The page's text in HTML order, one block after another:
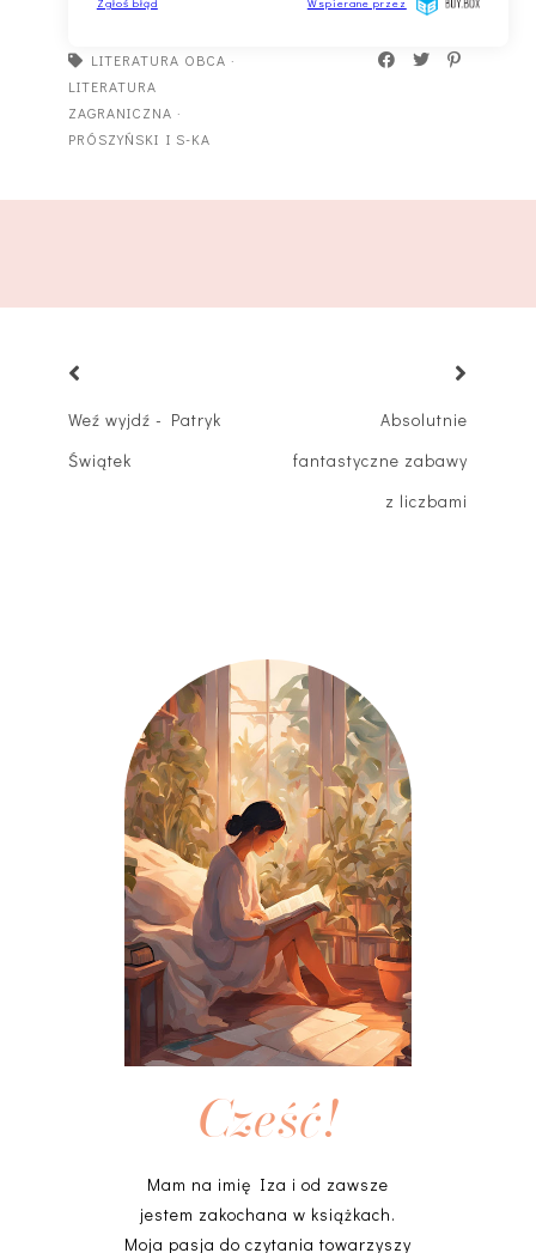
LITERATURA OBCA ·
LITERATURA
ZAGRANICZNA ·
PRÓSZYŃSKI I S-KA
Weź wyjdź - Patryk
Świątek
Absolutnie
fantastyczne zabawy
z liczbami
Cześć!
Mam na imię Iza i od zawsze
jestem zakochana w książkach.
Moja pasja do czytania towarzyszy